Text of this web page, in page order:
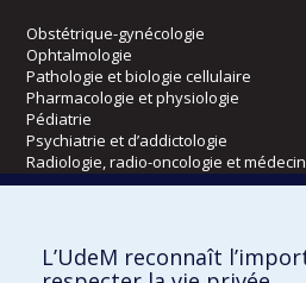
Obstétrique-gynécologie
Ophtalmologie
Pathologie et biologie cellulaire
Pharmacologie et physiologie
Pédiatrie
Psychiatrie et d’addictologie
Radiologie, radio-oncologie et
Kinésiologie et des sciences de
L’UdeM reconnaît